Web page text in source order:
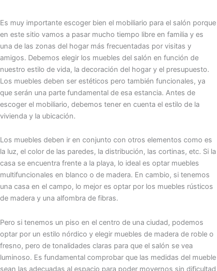
Es muy importante escoger bien el mobiliario para el salón porque
en este sitio vamos a pasar mucho tiempo libre en familia y es
una de las zonas del hogar más frecuentadas por visitas y
amigos. Debemos elegir los muebles del salón en función de
nuestro estilo de vida, la decoración del hogar y el presupuesto.
Los muebles deben ser estéticos pero también funcionales, ya
que serán una parte fundamental de esa estancia. Antes de
escoger el mobiliario, debemos tener en cuenta el estilo de la
vivienda y la ubicación.
Los muebles deben ir en conjunto con otros elementos como es
la luz, el color de las paredes, la distribución, las cortinas, etc. Si la
casa se encuentra frente a la playa, lo ideal es optar muebles
multifuncionales en blanco o de madera. En cambio, si tenemos
una casa en el campo, lo mejor es optar por los muebles rústicos
de madera y una alfombra de fibras.
Pero si tenemos un piso en el centro de una ciudad, podemos
optar por un estilo nórdico y elegir muebles de madera de roble o
fresno, pero de tonalidades claras para que el salón se vea
luminoso. Es fundamental comprobar que las medidas del mueble
sean las adecuadas al espacio para poder movernos sin dificultad